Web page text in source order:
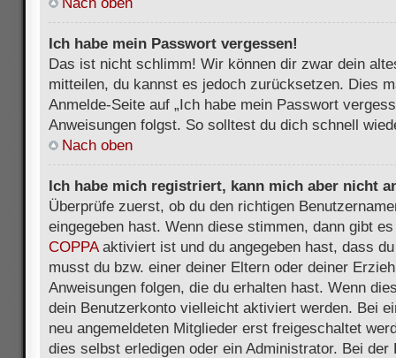
Ich habe mein Passwort vergessen!
Das ist nicht schlimm! Wir können dir zwar dein
mitteilen, du kannst es jedoch zurücksetzen. Dies
Anmelde-Seite auf „Ich habe mein Passwort
Anweisungen folgst. So solltest du dich schnell
Nach oben
Ich habe mich registriert, kann mich aber nicht
Überprüfe zuerst, ob du den richtigen
eingegeben hast. Wenn diese stimmen, dann gibt
COPPAaktiviert ist und du angegeben hast, dass
musst du bzw. einer deiner Eltern oder deiner
Anweisungen folgen, die du erhalten hast. Wenn
dein Benutzerkonto vielleicht aktiviert werden. Bei
neu angemeldeten Mitglieder erst freigeschaltet
dies selbst erledigen oder ein Administrator. Bei der